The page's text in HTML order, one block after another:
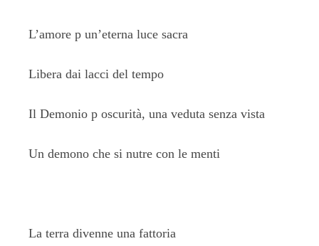
L’amore p un’eterna luce sacra
Libera dai lacci del tempo
Il Demonio p oscurità, una veduta senza vista
Un demono che si nutre con le menti
La terra divenne una fattoria